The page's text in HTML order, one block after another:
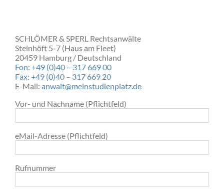
SCHLÖMER & SPERL Rechtsanwälte
Steinhöft 5-7 (Haus am Fleet)
20459 Hamburg / Deutschland
Fon: +49 (0)40 – 317 669 00
Fax: +49 (0)40 – 317 669 20
E-Mail: anwalt@meinstudienplatz.de
Vor- und Nachname (Pflichtfeld)
eMail-Adresse (Pflichtfeld)
Rufnummer